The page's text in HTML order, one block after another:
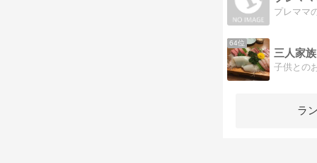
プレママ
64位
三人家
子供との
ラ